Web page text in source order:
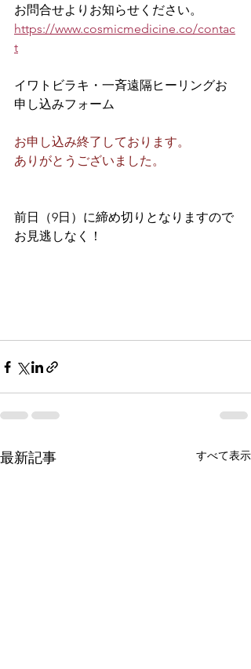
お問合せよりお知らせください。
https://www.cosmicmedicine.co/contac
t
イワトビラキ・一斉遠隔ヒーリングお
申し込みフォーム
お申し込み終了しております。
ありがとうございました。
前日（9日）に締め切りとなりますので
お見逃しなく！
最新記事 すべて表示